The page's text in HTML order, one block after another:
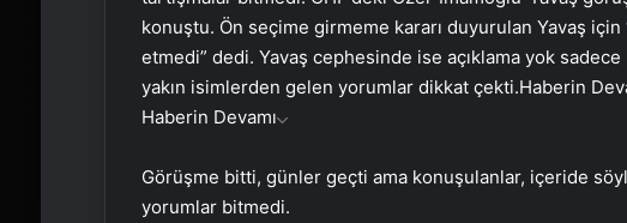
konuştu. Ön seçime girmeme kararı duyurulan Yavaş
etmedi” dedi. Yavaş cephesinde ise açıklama yok sadece
yakın isimlerden gelen yorumlar dikkat çekti.Haberin
Haberin Devamı
Görüşme bitti, günler geçti ama konuşulanlar, içeride
yorumlar bitmedi.